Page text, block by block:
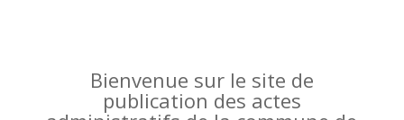
Bienvenue sur le site de
publication des actes